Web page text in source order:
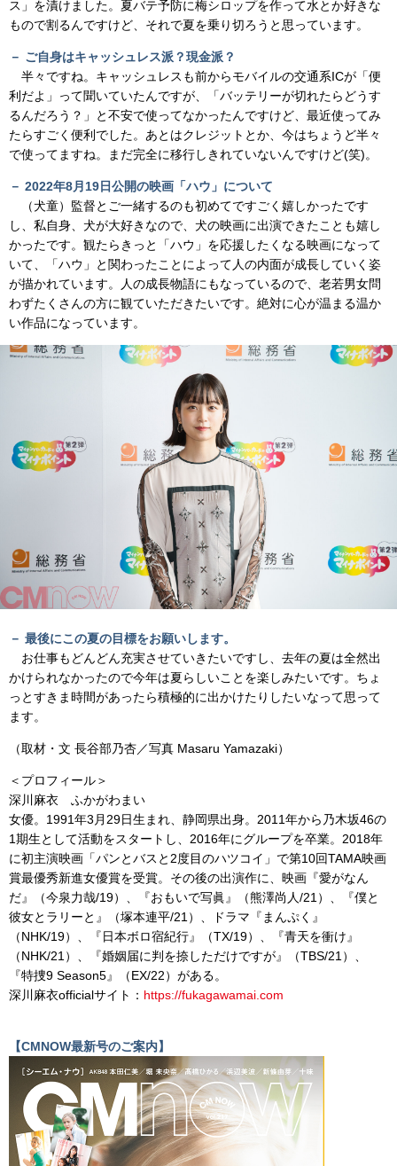
ス」を漬けました。夏バテ予防に梅シロップを作って水とか好きな
もので割るんですけど、それで夏を乗り切ろうと思っています。
－ ご自身はキャッシュレス派？現金派？
半々ですね。キャッシュレスも前からモバイルの交通系ICが「便
利だよ」って聞いていたんですが、「バッテリーが切れたらどうす
るんだろう？」と不安で使ってなかったんですけど、最近使ってみ
たらすごく便利でした。あとはクレジットとか、今はちょうど半々
で使ってますね。まだ完全に移行しきれていないんですけど(笑)。
－ 2022年8月19日公開の映画「ハウ」について
（犬童）監督とご一緒するのも初めてですごく嬉しかったです
し、私自身、犬が大好きなので、犬の映画に出演できたことも嬉し
かったです。観たらきっと「ハウ」を応援したくなる映画になって
いて、「ハウ」と関わったことによって人の内面が成長していく姿
が描かれています。人の成長物語にもなっているので、老若男女問
わずたくさんの方に観ていただきたいです。絶対に心が温まる温か
い作品になっています。
－ 最後にこの夏の目標をお願いします。
お仕事もどんどん充実させていきたいですし、去年の夏は全然出
かけられなかったので今年は夏らしいことを楽しみたいです。ちょ
っとすきま時間があったら積極的に出かけたりしたいなって思って
ます。
（取材・文 長谷部乃杏／写真 Masaru Yamazaki）
＜プロフィール＞
深川麻衣 ふかがわまい
女優。1991年3月29日生まれ、静岡県出身。2011年から乃木坂46の
1期生として活動をスタートし、2016年にグループを卒業。2018年
に初主演映画「パンとバスと2度目のハツコイ」で第10回TAMA映画
賞最優秀新進女優賞を受賞。その後の出演作に、映画『愛がなん
だ』（今泉力哉/19）、『おもいで写眞』（熊澤尚人/21）、『僕と
彼女とラリーと』（塚本連平/21）、ドラマ『まんぷく』
（NHK/19）、『日本ボロ宿紀行』（TX/19）、『青天を衝け』
（NHK/21）、『婚姻届に判を捺しただけですが』（TBS/21）、
『特捜9 Season5』（EX/22）がある。
深川麻衣officialサイト： https://fukagawamai.com
【CMNOW最新号のご案内】